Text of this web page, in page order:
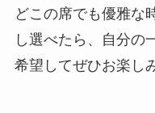
どこの席でも優雅な
し選べたら、自分の
希望してぜひお楽し